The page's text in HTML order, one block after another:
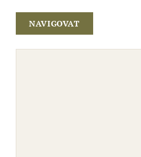
NAVIGOVAT